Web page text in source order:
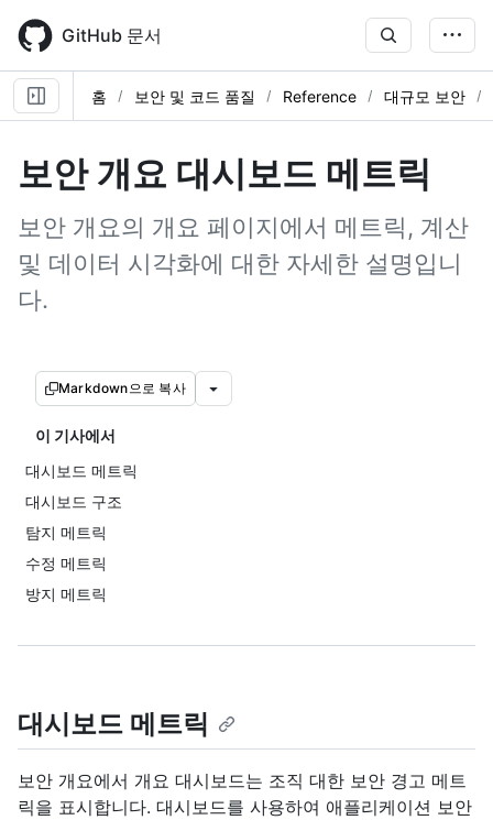
main
content
GitHub 문서
홈 보안 및 코드 품질 Reference 대규모 보안
보안 개요 대시보드 메트릭
보안 개요의 개요 페이지에서 메트릭, 계산
및 데이터 시각화에 대한 자세한 설명입니
다.
Markdown으로 복사
이 기사에서
대시보드 메트릭
대시보드 구조
탐지 메트릭
수정 메트릭
방지 메트릭
대시보드 메트릭
보안 개요에서 개요 대시보드는 조직 대한 보안 경고 메트
릭을 표시합니다. 대시보드를 사용하여 애플리케이션 보안